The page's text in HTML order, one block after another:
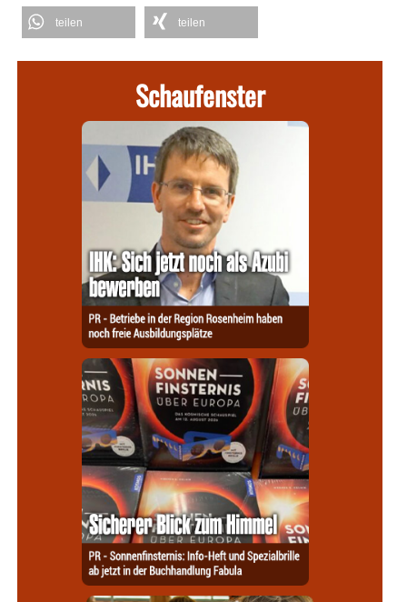
teilen teilen
Schaufenster